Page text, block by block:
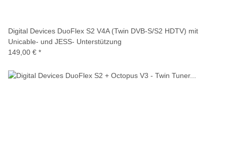
Digital Devices DuoFlex S2 V4A (Twin DVB-S/S2 HDTV) mit
Unicable- und JESS- Unterstützung
149,00 € *